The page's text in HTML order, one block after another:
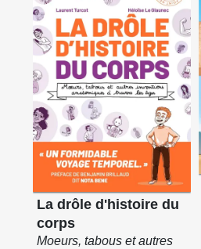
La drôle d'histoire du
corps
Moeurs, tabous et autres